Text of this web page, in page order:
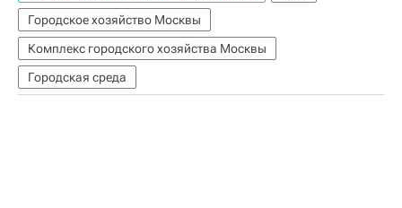
Городское хозяйство Москвы
Комплекс городского хозяйства Москвы
Городская среда